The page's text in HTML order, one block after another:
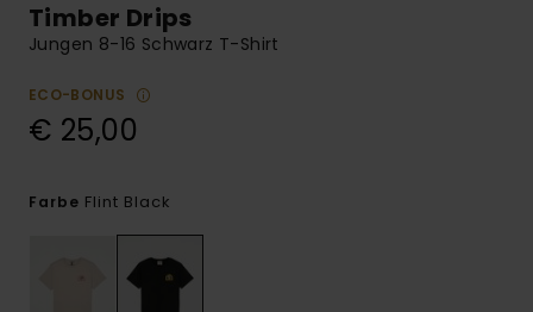
Timber Drips
Jungen 8-16 Schwarz T-Shirt
ECO-BONUS
€ 25,00
Farbe Flint Black